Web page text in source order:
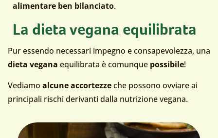
alimentare ben bilanciato.
La dieta vegana equilibrata
Pur essendo necessari impegno e consapevolezza, una
dieta vegana equilibrata è comunque possibile!
Vediamo alcune accortezzeche possono ovviare ai
principali rischi derivanti dalla nutrizione vegana.